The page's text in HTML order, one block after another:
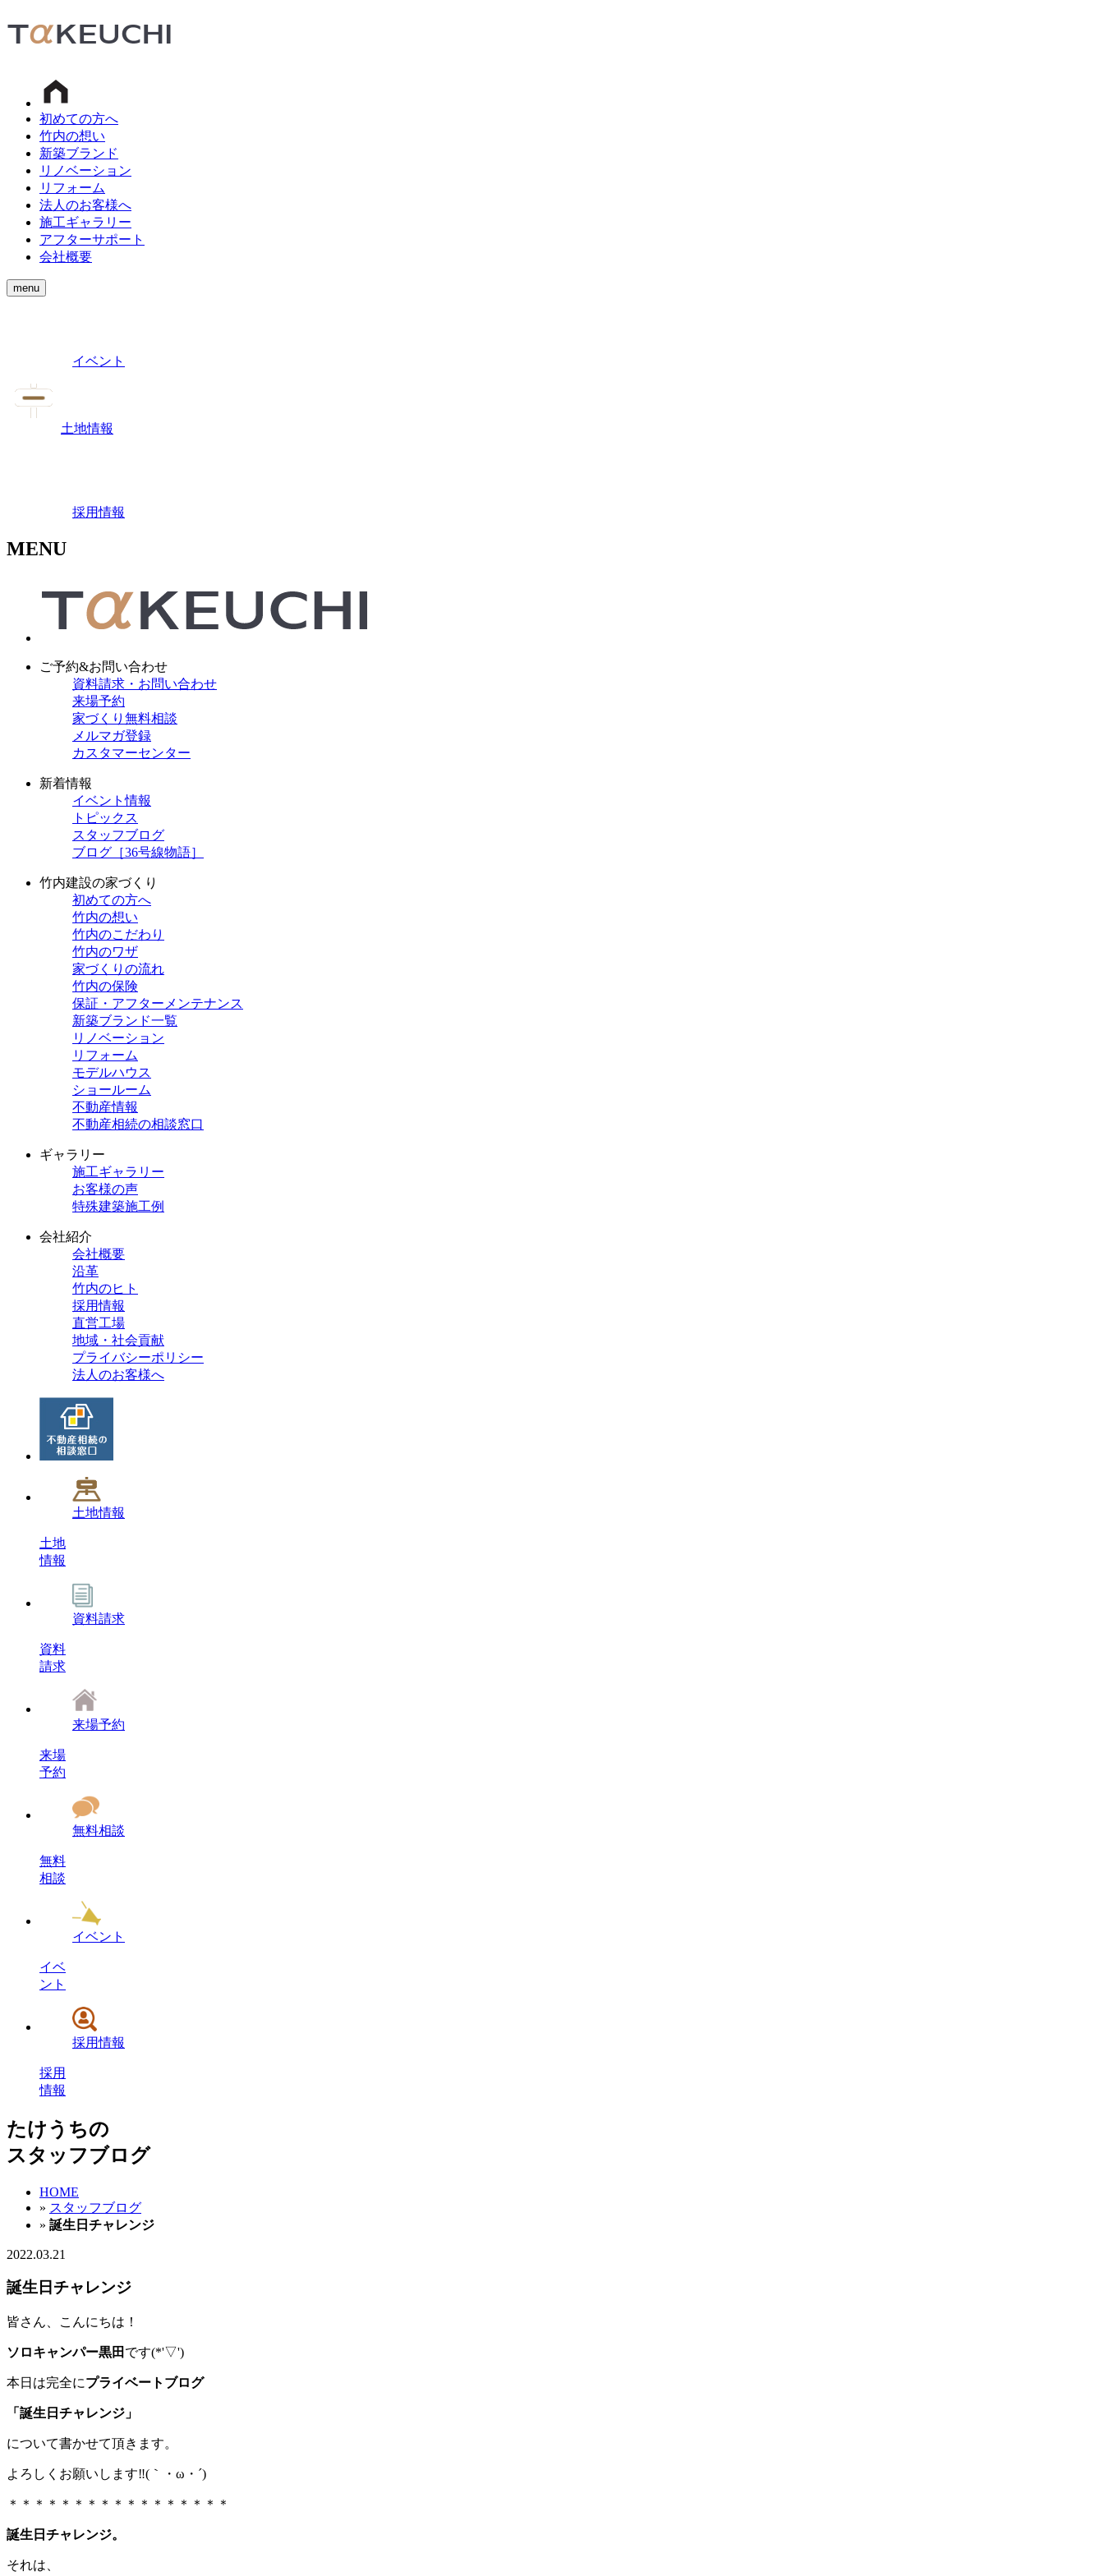
初めての方へ
竹内の想い
新築ブランド
リノベーション
リフォーム
法人のお客様へ
施工ギャラリー
アフターサポート
会社概要
menu
イベント
土地情報
採用情報
MENU
ご予約&お問い合わせ
資料請求・お問い合わせ
来場予約
家づくり無料相談
メルマガ登録
カスタマーセンター
新着情報
イベント情報
トピックス
スタッフブログ
ブログ［36号線物語］
竹内建設の家づくり
初めての方へ
竹内の想い
竹内のこだわり
竹内のワザ
家づくりの流れ
竹内の保険
保証・アフターメンテナンス
新築ブランド一覧
リノベーション
リフォーム
モデルハウス
ショールーム
不動産情報
不動産相続の相談窓口
ギャラリー
施工ギャラリー
お客様の声
特殊建築施工例
会社紹介
会社概要
沿革
竹内のヒト
採用情報
直営工場
地域・社会貢献
プライバシーポリシー
法人のお客様へ
土地情報
土地
情報
資料請求
資料
請求
来場予約
来場
予約
無料相談
無料
相談
イベント
イベ
ント
採用情報
採用
情報
たけうちの
スタッフブログ
HOME
» スタッフブログ
» 誕生日チャレンジ
2022.03.21
誕生日チャレンジ
皆さん、こんにちは！
ソロキャンパー黒田 です(*'▽')
本日は完全にプライベートブログ
「誕生日チャレンジ」
について書かせて頂きます。
よろしくお願いします‼(｀・ω・´)
＊＊＊＊＊＊＊＊＊＊＊＊＊＊＊＊＊
誕生日チャレンジ。
それは、